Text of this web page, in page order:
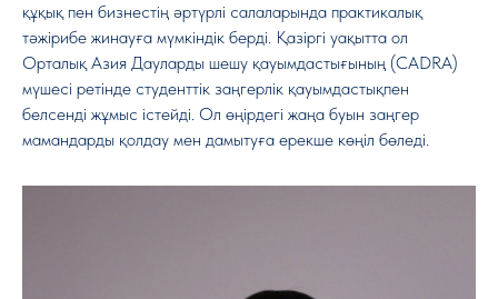
құқық пен бизнестің әртүрлі салаларында практикалық
тәжірибе жинауға мүмкіндік берді. Қазіргі уақытта ол
Орталық Азия Дауларды шешу қауымдастығының (CADRA)
мүшесі ретінде студенттік заңгерлік қауымдастықпен
белсенді жұмыс істейді. Ол өңірдегі жаңа буын заңгер
мамандарды қолдау мен дамытуға ерекше көңіл бөледі.